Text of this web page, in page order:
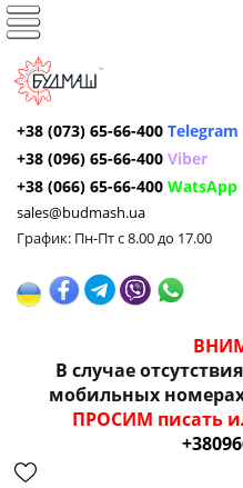
+38 (073) 65-66-400 Telegram
+38 (096) 65-66-400 Viber
+38 (066) 65-66-400 WatsApp
sales@budmash.ua
График: Пн-Пт с 8.00 до 17.00
В случае
мобильных
ПРОСИМ писать